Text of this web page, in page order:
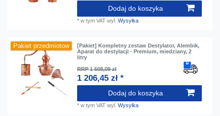
Dodaj do koszyka
*w tym VAT wyl.Wysylka
Pakiet przedmiotow
[Pakiet] Kompletny zestaw Destylator, Alembik,
Aparat do destylacji - Premium, miedziany, 2
litry
RRP 1 508,09 zł
1 206,45 zł *
Dodaj do koszyka
*w tym VAT wyl.Wysylka